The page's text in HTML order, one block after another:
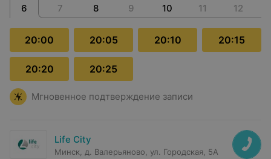
6
7
8
9
10
11
12
20:00 20:05 20:10 20:15
20:20 20:25
Мгновенное подтверждение записи
Life City
Минск, д. Валерьяново, ул. Городская, 5А